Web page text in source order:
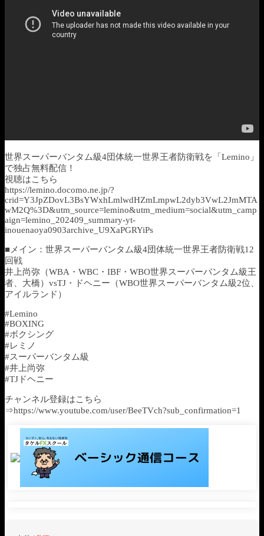
世界スーパーバンタム級4団体統一世界王者防衛戦を「Lemino」
で独占無料配信！
視聴はこちら
https://lemino.docomo.ne.jp/?
crid=Y3JpZDovL3BsYWxhLmlwdHZmLmpwL2dyb3VwL2JmMTA
wM2Q%3D&utm_source=lemino&utm_medium=social&utm_camp
aign=lemino_202409_summary-yt-
inouenaoya0903archive_U9XaPGRYiPs
■メイン：世界スーパーバンタム級4団体統一世界王者防衛戦12
回戦
井上尚弥（WBA・WBC・IBF・WBO世界スーパーバンタム級王
者、大橋）vsTJ・ドヘニー（WBO世界スーパーバンタム級2位、
アイルランド）
#Lemino
#BOXING
#ボクシング
#レミノ
#スーパーバンタム級
#井上尚弥
#TJドヘニー
チャンネル登録はこちら
⇒https://www.youtube.com/user/BeeTVch?sub_confirmation=1